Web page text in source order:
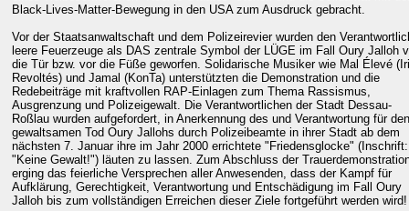
Black-Lives-Matter-Bewegung in den USA zum Ausdruck gebracht.
Vor der Staatsanwaltschaft und dem Polizeirevier wurden den
leere Feuerzeuge als DAS zentrale Symbol der LÜGE im Fall Oury Jalloh
die Tür bzw. vor die Füße geworfen. Solidarische Musiker wie Mal Élevé
Revoltés) und Jamal (KonTa) unterstützten die Demonstration und die
Redebeiträge mit kraftvollen RAP-Einlagen zum Thema Rassismus,
Ausgrenzung und Polizeigewalt. Die Verantwortlichen der Stadt Dessau-
Roßlau wurden aufgefordert, in Anerkennung des und Verantwortung für den
gewaltsamen Tod Oury Jallohs durch Polizeibeamte in ihrer Stadt ab dem
nächsten 7. Januar ihre im Jahr 2000 errichtete "Friedensglocke" (Inschrift:
"Keine Gewalt!") läuten zu lassen. Zum Abschluss der
erging das feierliche Versprechen aller Anwesenden, dass der Kampf für
Aufklärung, Gerechtigkeit, Verantwortung und Entschädigung im Fall Oury
Jalloh bis zum vollständigen Erreichen dieser Ziele fortgeführt werden wird!